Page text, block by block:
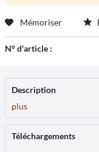
Mémoriser
N° d'article :
Description
plus
Téléchargements